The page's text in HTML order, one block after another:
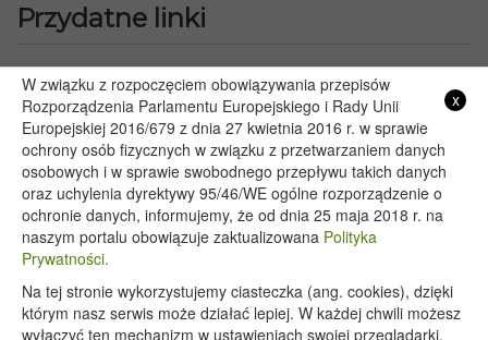
Przydatne linki
Starostwo Powiatowe we Włodawie
Lubelski Urząd Wojewódzki w Lublinie
Urząd Marszałkowski Województwa Lubelskiego w Lublinie
Serwis Rzeczypospolitej Polskiej
PGE – Planowane wyłączenia prądu
Poczta E-mail
Copyright 2020@ - Urząd Gminy Wyryki
x
W związku z rozpoczęciem obowiązywania przepisów
Rozporządzenia Parlamentu Europejskiego i Rady Unii
Europejskiej 2016/679 z dnia 27 kwietnia 2016 r. w sprawie
ochrony osób fizycznych w związku z przetwarzaniem danych
osobowych i w sprawie swobodnego przepływu takich danych
oraz uchylenia dyrektywy 95/46/WE ogólne rozporządzenie o
ochronie danych, informujemy, że od dnia 25 maja 2018 r. na
naszym portalu obowiązuje zaktualizowana Polityka
Prywatności.
Na tej stronie wykorzystujemy ciasteczka (ang. cookies), dzięki
którym nasz serwis może działać lepiej. W każdej chwili możesz
wyłączyć ten mechanizm w ustawieniach swojej przeglądarki.